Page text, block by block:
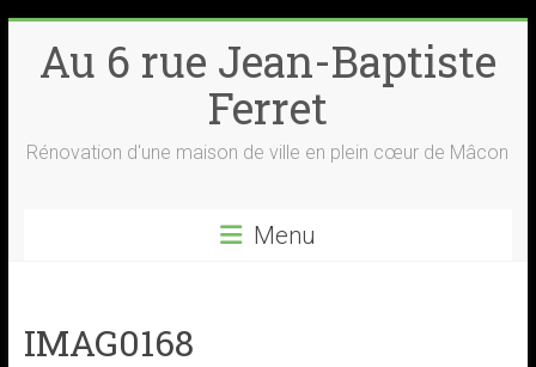
content
Au 6 rue Jean-Baptiste
Ferret
Rénovation d'une maison de ville en plein cœur de Mâcon
Menu
IMAG0168